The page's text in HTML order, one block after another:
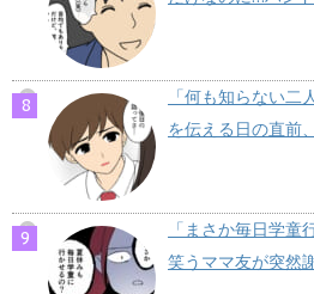
「何も知らない
を伝える日の直前
「まさか毎日学童
笑うママ友が突然